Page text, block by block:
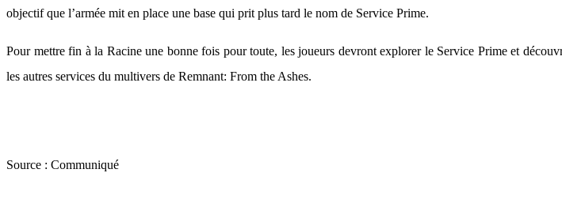
objectif que l’armée mit en place une base qui prit plus tard le nom de Service Prime.
Pour mettre fin à la Racine une bonne fois pour toute, les joueurs devront explorer le Service Prime et
les autres services du multivers de Remnant: From the Ashes.
Source : Communiqué